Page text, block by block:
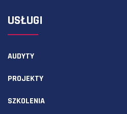
USŁUGI
AUDYTY
PROJEKTY
SZKOLENIA